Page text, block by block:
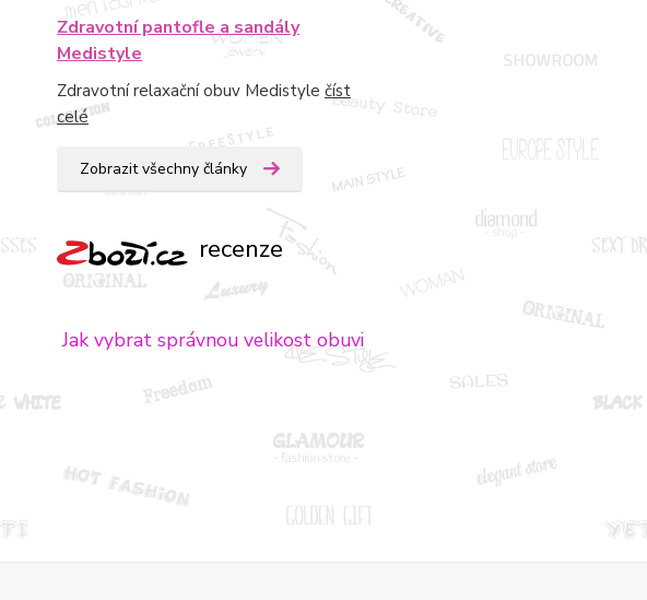
Zdravotní pantofle a sandály
Medistyle
Zdravotní relaxační obuv Medistyle číst
celé
Zobrazit všechny články
recenze
Jak vybrat správnou velikost obuvi